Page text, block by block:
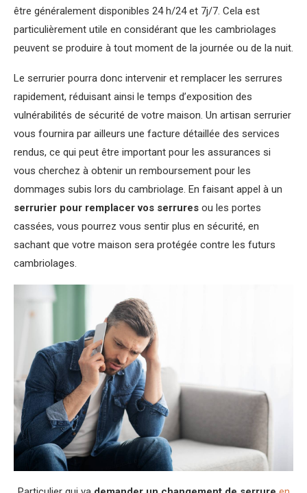
être généralement disponibles 24 h/24 et 7j/7. Cela est
particulièrement utile en considérant que les cambriolages
peuvent se produire à tout moment de la journée ou de la nuit.
Le serrurier pourra donc intervenir et remplacer les serrures
rapidement, réduisant ainsi le temps d’exposition des
vulnérabilités de sécurité de votre maison. Un artisan serrurier
vous fournira par ailleurs une facture détaillée des services
rendus, ce qui peut être important pour les assurances si
vous cherchez à obtenir un remboursement pour les
dommages subis lors du cambriolage. En faisant appel à un
serrurier pour remplacer vos serrures ou les portes
cassées, vous pourrez vous sentir plus en sécurité, en
sachant que votre maison sera protégée contre les futurs
cambriolages.